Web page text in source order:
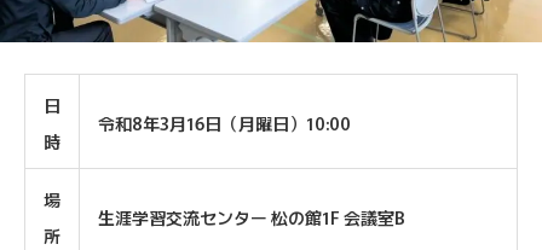
日
時
令和8年3月16日（月曜日）10:00
場
所
生涯学習交流センター 松の館1F 会議室B